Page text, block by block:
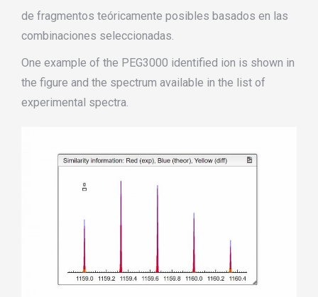
de fragmentos teóricamente posibles basados en las
combinaciones seleccionadas.
One example of the PEG3000 identified ion is shown in
the figure and the spectrum available in the list of
experimental spectra